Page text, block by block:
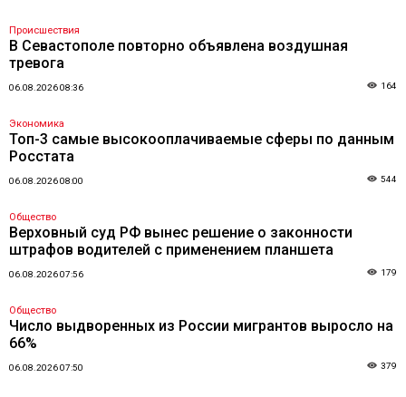
Происшествия
В Севастополе повторно объявлена воздушная
тревога
06.08.2026 08:36 164
Экономика
Топ-3 самые высокооплачиваемые сферы по данным
Росстата
06.08.2026 08:00 544
Общество
Верховный суд РФ вынес решение о законности
штрафов водителей с применением планшета
06.08.2026 07:56 179
Общество
Число выдворенных из России мигрантов выросло на
66%
06.08.2026 07:50 379